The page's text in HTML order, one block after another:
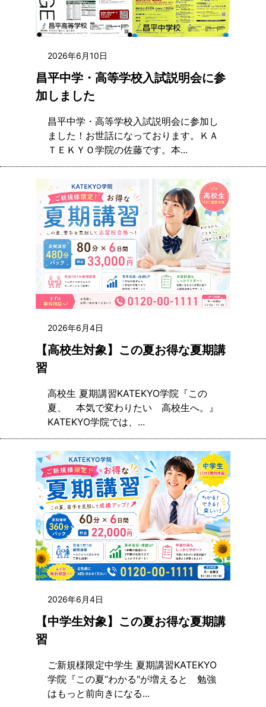
2026年6月10日
昌平中学・高等学校入試説明会に参
加しました
昌平中学・高等学校入試説明会に参加し
ました！お世話になっております。ＫＡ
ＴＥＫＹＯ学院の佐藤です。本...
2026年6月4日
【高校生対象】この夏お得な夏期講
習
高校生 夏期講習KATEKYO学院『この
夏、 本気で変わりたい 高校生へ。』
KATEKYO学院では、...
2026年6月4日
【中学生対象】この夏お得な夏期講
習
ご新規様限定中学生 夏期講習KATEKYO
学院『この夏“わかる"が増えると 勉強
はもっと前向きになる...